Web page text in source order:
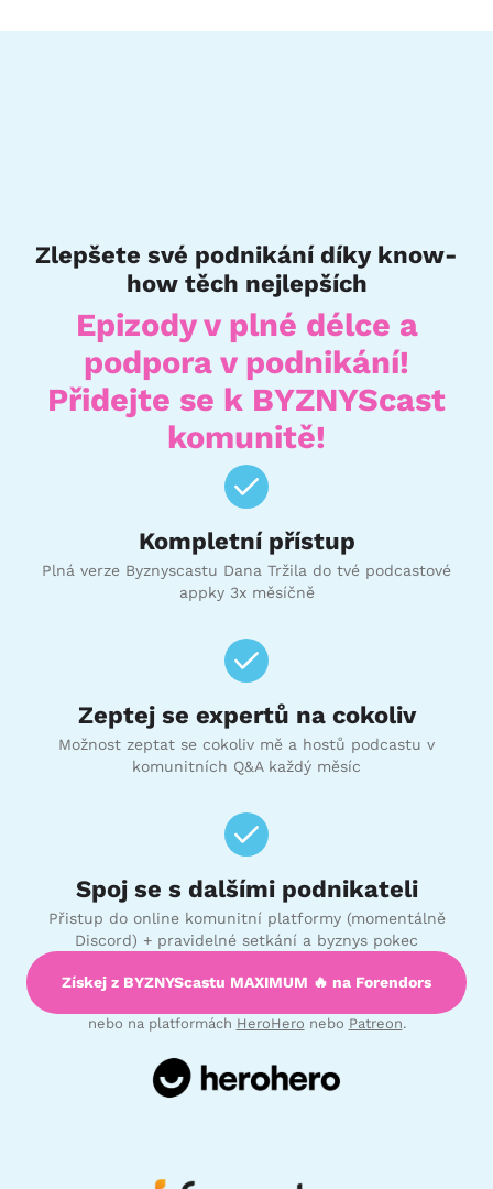
Zlepšete své podnikání díky know-
how těch nejlepších
Epizody v plné délce a
podpora v podnikání!
Přidejte se k BYZNYScast
komunitě!
Kompletní přístup
Plná verze Byznyscastu Dana Tržila do tvé podcastové
appky 3x měsíčně
Zeptej se expertů na cokoliv
Možnost zeptat se cokoliv mě a hostů podcastu v
komunitních Q&A každý měsíc
Spoj se s dalšími podnikateli
Přistup do online komunitní platformy (momentálně
Discord) + pravidelné setkání a byznys pokec
Získej z BYZNYScastu MAXIMUM 🔥 na Forendors
nebo na platformách HeroHero nebo Patreon.